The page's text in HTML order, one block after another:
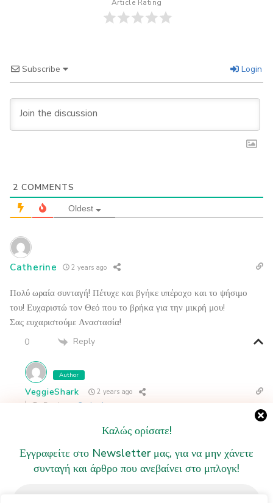
Καλώς ορίσατε!
Εγγραφείτε στο Newsletter μας, για να μην χάνετε
συνταγή και άρθρο που ανεβαίνει στο μπλογκ!
Article Rating
Subscribe Login
2 COMMENTS
Oldest
Catherine 2 years ago
Πολύ ωραία συνταγή! Πέτυχε και βγήκε υπέροχο και το ψήσιμο
του! Ευχαριστώ τον Θεό που το βρήκα για την μικρή μου!
Σας ευχαριστούμε Αναστασία!
0 Reply
Author
VeggieShark 2 years ago
Reply to Catherine
Σας ευχαριστώ πολύ!!!!
Έρχονται και παραλλαγές στην αρχική συνταγή!!! Και πολλά άλλα!!!
Αν είστε στο Instagram θα τα δείτε πρώτα και εκεί!!!
0 Reply